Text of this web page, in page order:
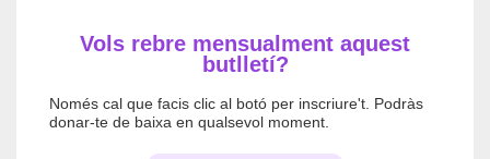
Vols rebre mensualment aquest
butlletí?
Només cal que facis clic al botó per inscriure't. Podràs
donar-te de baixa en qualsevol moment.